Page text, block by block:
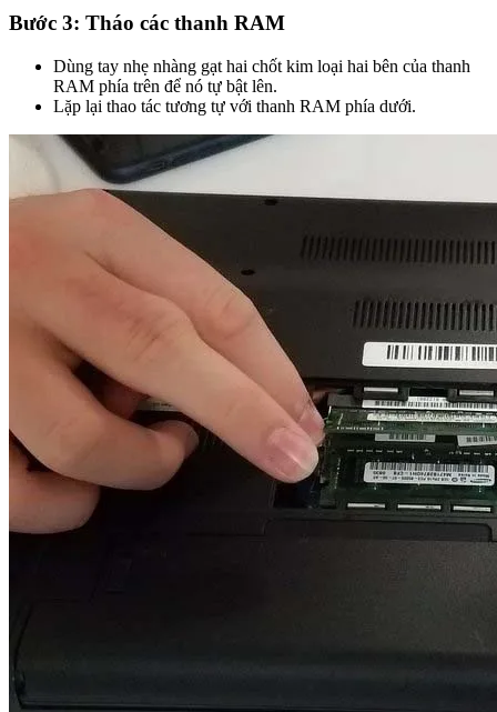
Bước 3: Tháo các thanh RAM
Dùng tay nhẹ nhàng gạt hai chốt kim loại hai bên của thanh
RAM phía trên để nó tự bật lên.
Lặp lại thao tác tương tự với thanh RAM phía dưới.